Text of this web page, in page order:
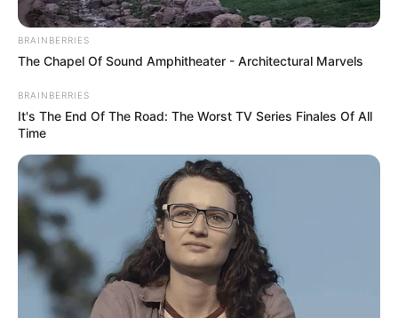
PostedFriss hírek
Magyar Péter Törökországba
utazik a NATO-csúcsra,
parlamenti távolléte alatt Ruff
Bálint helyettesíti
bySzerző July 7, 2026
BRAINBERRIES
The Chapel Of Sound Amphitheater - Architectural Marvels
BRAINBERRIES
It's The End Of The Road: The Worst TV Series Finales Of All
Time